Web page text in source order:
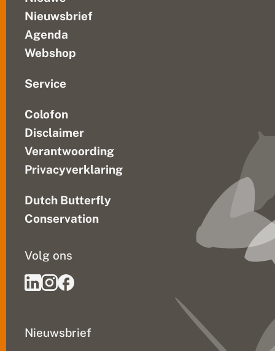
Nieuwsbrief
Agenda
Webshop
Service
Colofon
Disclaimer
Verantwoording
Privacyverklaring
Dutch Butterfly
Conservation
Nieuwsbrief
Volg ons